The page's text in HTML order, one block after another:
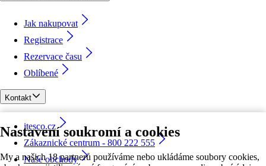
Nastavení soukromí a cookies
My a našich 18 partnerů používáme nebo ukládáme soubory cookies,
Jak nakupovat
Registrace
Rezervace času
Oblíbené
Kontakt
itesco.cz
Zákaznické centrum - 800 222 555
Naše obchody